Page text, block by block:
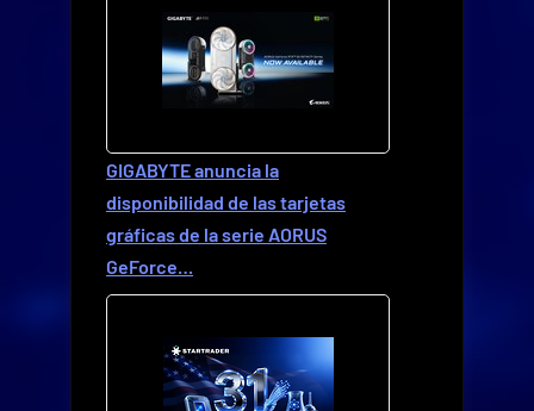
GIGABYTE anuncia la
disponibilidad de las tarjetas
gráficas de la serie AORUS
GeForce…